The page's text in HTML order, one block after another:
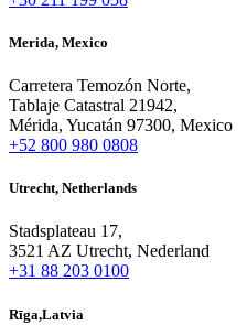
Merida, Mexico
Carretera Temozón Norte,
Tablaje Catastral 21942,
Mérida, Yucatán 97300, Mexico
+52 800 980 0808
Utrecht, Netherlands
Stadsplateau 17,
3521 AZ Utrecht, Nederland
+31 88 203 0100
Rīga,Latvia